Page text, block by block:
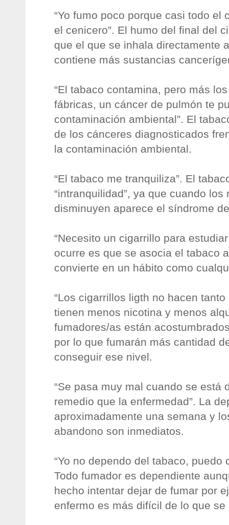
“Yo fumo poco porque casi todo el
el cenicero”. El humo del final del
que el que se inhala directamente
contiene más sustancias
“El tabaco contamina, pero más
fábricas, un cáncer de pulmón te
contaminación ambiental”. El
de los cánceres diagnosticados
la contaminación ambiental.
“El tabaco me tranquiliza”. El
“intranquilidad”, ya que cuando
disminuyen aparece el síndrome
“Necesito un cigarrillo para
ocurre es que se asocia el tabaco
convierte en un hábito como
“Los cigarrillos ligth no hacen
tienen menos nicotina y menos
fumadores/as están
por lo que fumarán más cantidad
conseguir ese nivel.
“Se pasa muy mal cuando se está
remedio que la enfermedad”. La
aproximadamente una semana y
abandono son inmediatos.
“Yo no dependo del tabaco, puedo
Todo fumador es dependiente
hecho intentar dejar de fumar por
enfermo es más difícil de lo que se